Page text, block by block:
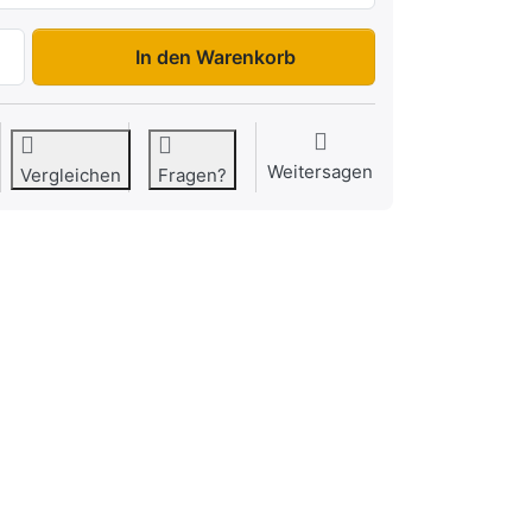
2260 WSUB 750 zu 1.725,00 €, Menge 1.
In den Warenkorb
Vergleichen Fragen? Weitersagen